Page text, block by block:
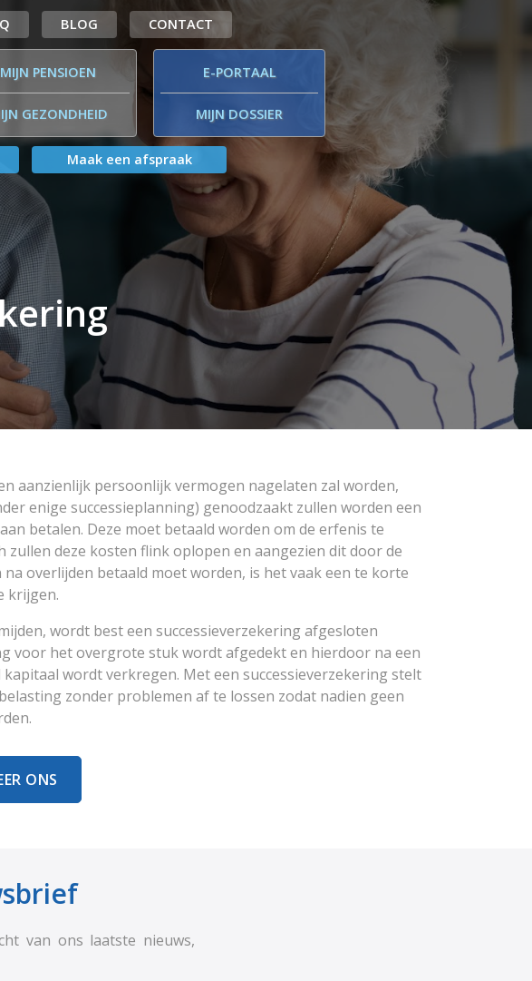
BLOG CONTACT
MIJN PENSIOEN
GEZONDHEID
E-PORTAAL
MIJN DOSSIER
Maak een afspraak
aanzienlijk persoonlijk vermogen nagelaten zal worden,
enige successieplanning) genoodzaakt zullen worden een
betalen. Deze moet betaald worden om de erfenis te
deze kosten flink oplopen en aangezien dit door de
overlijden betaald moet worden, is het vaak een te korte
krijgen.
wordt best een successieverzekering afgesloten
voor het overgrote stuk wordt afgedekt en hierdoor na een
wordt verkregen. Met een successieverzekering stelt
zonder problemen af te lossen zodat nadien geen
ONS
van ons laatste nieuws,